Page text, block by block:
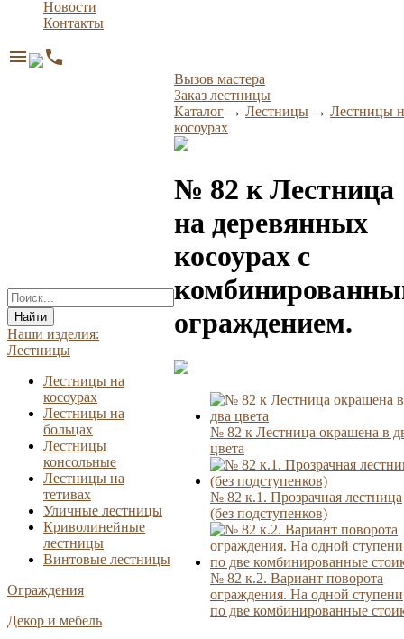
Новости
Контакты
menu phone
Найти
Наши изделия:
Лестницы
Лестницы на
косоурах
Лестницы на
больцах
Лестницы
консольные
Лестницы на
тетивах
Уличные лестницы
Криволинейные
лестницы
Винтовые лестницы
Ограждения
Декор и мебель
Вызов мастера
Заказ лестницы
Каталог → Лестницы → Лестницы
косоурах
№ 82 к Лестница
на деревянных
косоурах с
ограждением.
№ 82 к Лестница окрашена в
цвета
№ 82 к.1. Прозрачная лестница
(без подступенков)
№ 82 к.2. Вариант поворота
ограждения. На одной ступени
по две комбинированные